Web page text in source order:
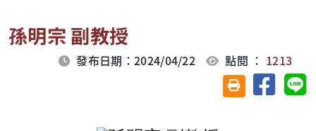
孫明宗 副教授
發布日期：2024/04/22 點閱 ： 1213
友善列印(另開視
分享至